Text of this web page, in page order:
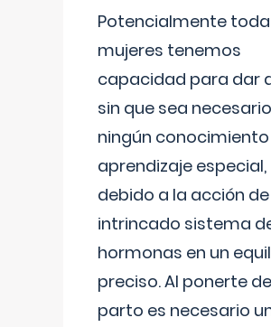
Potencialmente
mujeres tenemos
capacidad para dar
sin que sea necesario
ningún
aprendizaje especial,
debido a la acción
intrincado sistema
hormonas en un
preciso. Al ponerte de
parto es necesario